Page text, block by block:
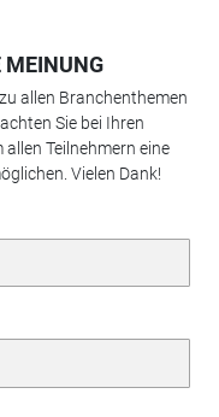
MEINUNG
allen Branchenthemen
Sie bei Ihren
Teilnehmern eine
Vielen Dank!